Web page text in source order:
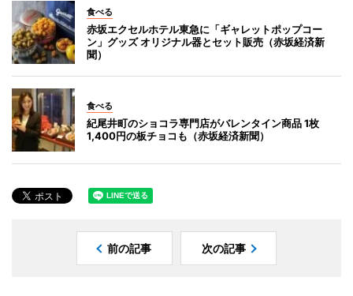
食べる
赤坂エクセルホテル東急に「ギャレットポップコー
ン」グッズ オリジナル器とセット販売（赤坂経済新
聞）
食べる
紀尾井町のショコラ専門店がバレンタイン商品 1枚
1,400円の板チョコも（赤坂経済新聞）
前の記事 次の記事